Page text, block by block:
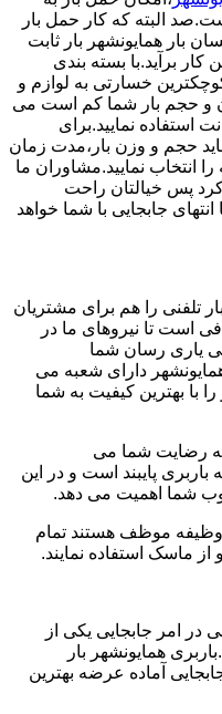
البته که کار حمل بار
بار همایونشهر بار ثابت
برآید.با بسته بندی
خسارتی به لوازم و
و حجم بار شما کم است می
استفاده نمایید.برای
حجم و وزن بار،مدت زمان
انتخاب نمایید.مشاوران ما
کرد پس خیالتان راحت
انتهای جابجایی با شما خواهد
تلفنی را هم برای مشتریان
است تا نیروهای ما در
یاری رسان شما
دارای شعبه می
با بهترین کیفیت به شما
به رضایت شما می
باربری پایبند است و در این
شما اهمیت می دهد.
وظیفه موظف هستند تمام
ماسک استفاده نمایند.
در امر جابجایی یکی از
همایونشهر بار
آماده عرضه بهترین